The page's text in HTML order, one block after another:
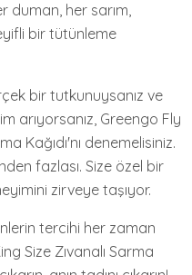
duman, her sarım,
bir tütünleme
bir tutkunuysanız ve
arıyorsanız, Greengo Fly
Kağıdı'nı denemelisiniz.
fazlası. Size özel bir
zirveye taşıyor.
tercihi her zaman
Size Zıvanalı Sarma